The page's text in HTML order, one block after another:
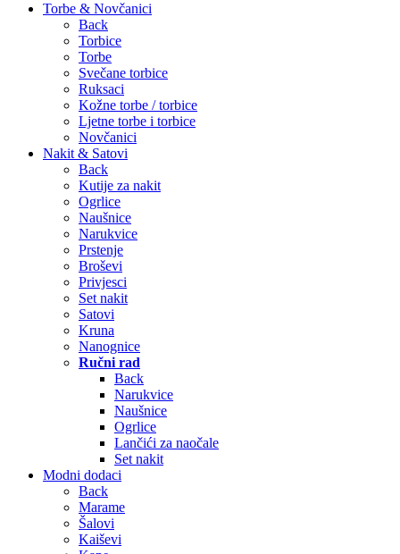
Torbe & Novčanici
Back
Torbice
Torbe
Svečane torbice
Ruksaci
Kožne torbe / torbice
Ljetne torbe i torbice
Novčanici
Nakit & Satovi
Back
Kutije za nakit
Ogrlice
Naušnice
Narukvice
Prstenje
Broševi
Privjesci
Set nakit
Satovi
Kruna
Nanognice
Ručni rad
Back
Narukvice
Naušnice
Ogrlice
Lančići za naočale
Set nakit
Modni dodaci
Back
Marame
Šalovi
Kaiševi